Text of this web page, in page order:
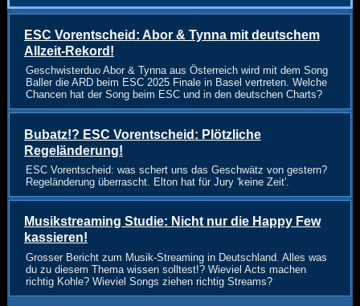
ESC Vorentscheid: Abor & Tynna mit deutschem
Allzeit-Rekord!
Geschwisterduo Abor & Tynna aus Österreich wird mit dem Song
Baller die ARD beim ESC 2025 Finale in Basel vertreten. Welche
Chancen hat der Song beim ESC und in den deutschen Charts?
Bubatz!? ESC Vorentscheid: Plötzliche
Regeländerung!
ESC Vorentscheid: was schert uns das Geschwätz von gestern?
Regeländerung überrascht. Elton hat für Jury 'keine Zeit'.
Musikstreaming Studie: Nicht nur die Happy Few
kassieren!
Grosser Bericht zum Musik-Streaming in Deutschland. Alles was
du zu diesem Thema wissen solltest!? Wieviel Acts machen
richtig Kohle? Wieviel Songs ziehen richtig Streams?